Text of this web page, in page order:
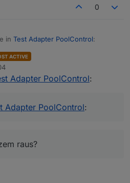
0
in Test Adapter PoolControl:
2025-10-05
info [speechHelper] E-Mail
2025-10-05
info [speechHelper] Alexa sagt:
trotzem raus?
ACTIVE
Adapter PoolControl:
Adapter PoolControl:
raus?